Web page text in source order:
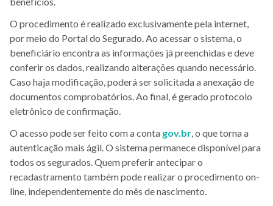
O procedimento é realizado exclusivamente pela internet,
por meio do Portal do Segurado. Ao acessar o sistema, o
beneficiário encontra as informações já preenchidas e deve
conferir os dados, realizando alterações quando necessário.
Caso haja modificação, poderá ser solicitada a anexação de
documentos comprobatórios. Ao final, é gerado protocolo
eletrônico de confirmação.
O acesso pode ser feito com a conta gov.br , o que torna a
autenticação mais ágil. O sistema permanece disponível para
todos os segurados. Quem preferir antecipar o
recadastramento também pode realizar o procedimento on-
line, independentemente do mês de nascimento.